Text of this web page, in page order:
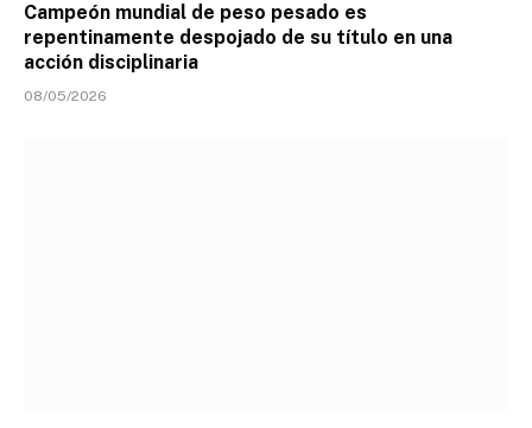
Campeón mundial de peso pesado es
repentinamente despojado de su título en una
acción disciplinaria
08/05/2026